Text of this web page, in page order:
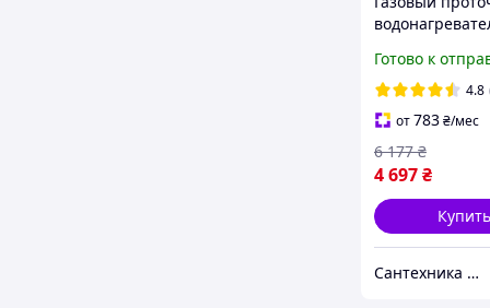
Hermes White
Готово к
4.8
от783₴/мес
4 697₴
6 177 ₴
Сантехника Теплотехника Все для Дома